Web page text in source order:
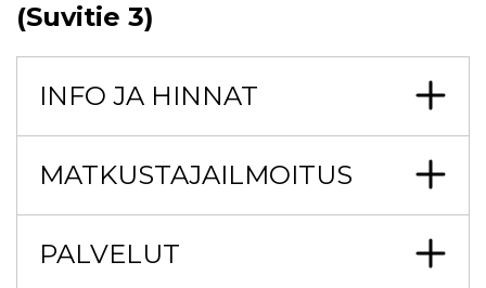
(Suvitie 3)
INFO JA HINNAT
MATKUSTAJAILMOITUS
PALVELUT